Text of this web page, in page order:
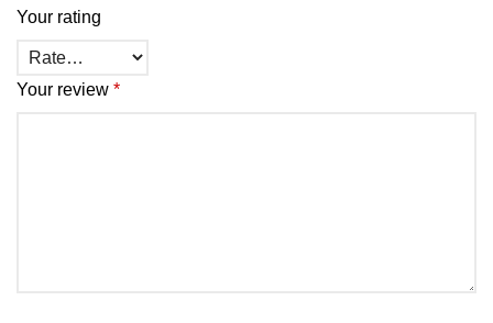
Your rating
Your review *